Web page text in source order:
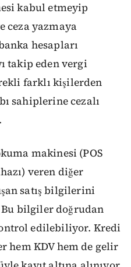
kabul etmeyip
ceza yazmaya
hesapları
takip eden vergi
farklı kişilerden
sahiplerine cezalı
makinesi (POS
veren diğer
satış bilgilerini
bilgiler doğrudan
edilebiliyor. Kredi
hem KDV hem de gelir